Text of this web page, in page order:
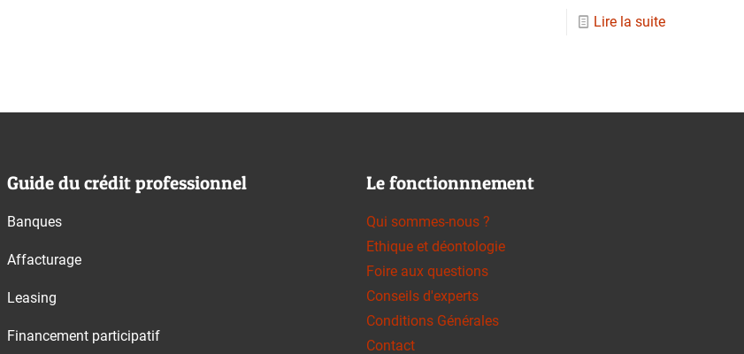
Lire la suite
Guide du crédit professionnel
Banques
Affacturage
Leasing
Financement participatif
Le fonctionnnement
Qui sommes-nous ?
Ethique et déontologie
Foire aux questions
Conseils d'experts
Conditions Générales
Contact